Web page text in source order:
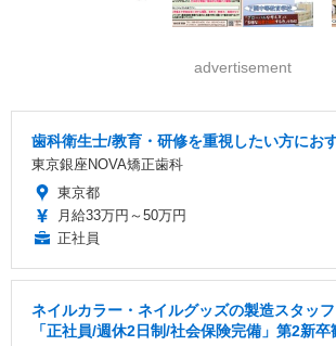
advertisement
歯科衛生士/教育・研修を重視したい方にお
東京銀座NOVA矯正歯科
東京都
月給33万円～50万円
正社員
ネイルカラー・ネイルグッズの製造スタッ
「正社員/週休2日制/社会保険完備」第2新